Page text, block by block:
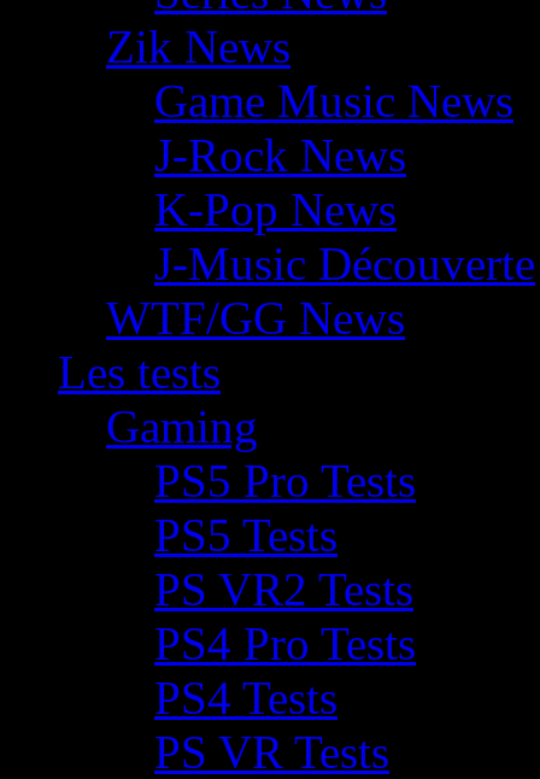
Zik News
Game Music News
J-Rock News
K-Pop News
J-Music Découverte
WTF/GG News
Les tests
Gaming
PS5 Pro Tests
PS5 Tests
PS VR2 Tests
PS4 Pro Tests
PS4 Tests
PS VR Tests